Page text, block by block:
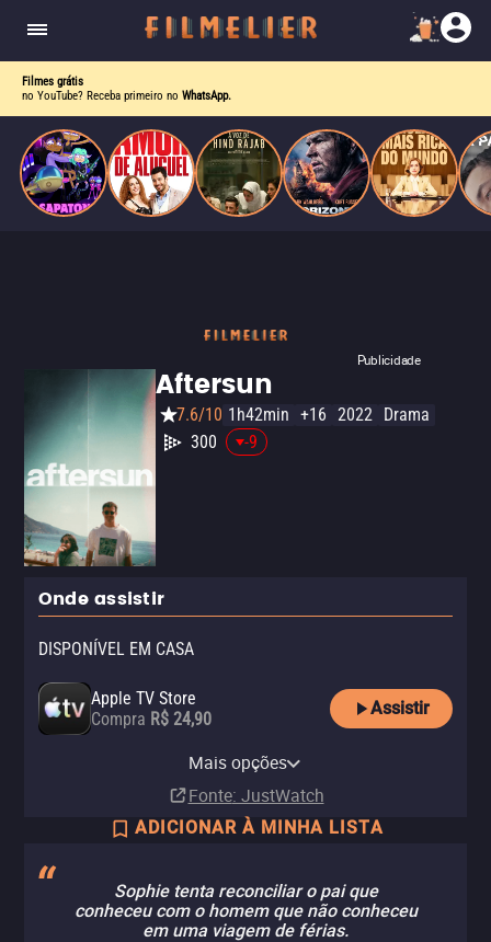
Filmes grátis
no YouTube? Receba primeiro no WhatsApp.
Publicidade
Aftersun
7.6/10 1h42min +16 2022 Drama
300
-9
Onde assistir
DISPONÍVEL EM CASA
Apple TV Store
Compra R$ 24,90
Assistir
Mais opções
Fonte: JustWatch
ADICIONAR À MINHA LISTA
Sophie tenta reconciliar o pai que
conheceu com o homem que não conheceu
em uma viagem de férias.
ela descobre que o verdadeiro poder vem de